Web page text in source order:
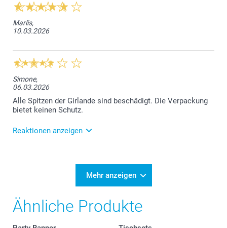
Marlis,
10.03.2026
Simone,
06.03.2026
Alle Spitzen der Girlande sind beschädigt. Die Verpackung
bietet keinen Schutz.
Reaktionen anzeigen
Sehr geehrte Kundin, das tut uns sehr leid. Für Ersatz
nehmen Sie bitte direkt mit unserem Kundenservice
Mehr anzeigen
Ähnliche Produkte